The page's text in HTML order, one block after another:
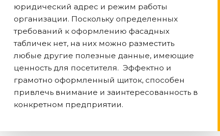
юридический адрес и режим работы
организации. Поскольку определенных
требований к оформлению фасадных
табличек нет, на них можно разместить
любые другие полезные данные, имеющие
ценность для посетителя. Эффектно и
грамотно оформленный щиток, способен
привлечь внимание и заинтересованность в
конкретном предприятии.